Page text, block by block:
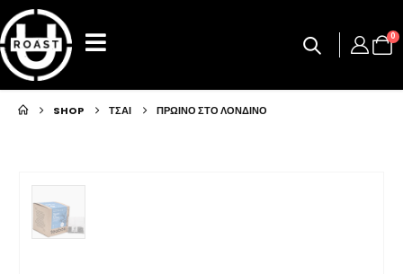
0
SHOP ΤΣΑΙ ΠΡΩΙΝΟ ΣΤΟ ΛΟΝΔΙΝΟ